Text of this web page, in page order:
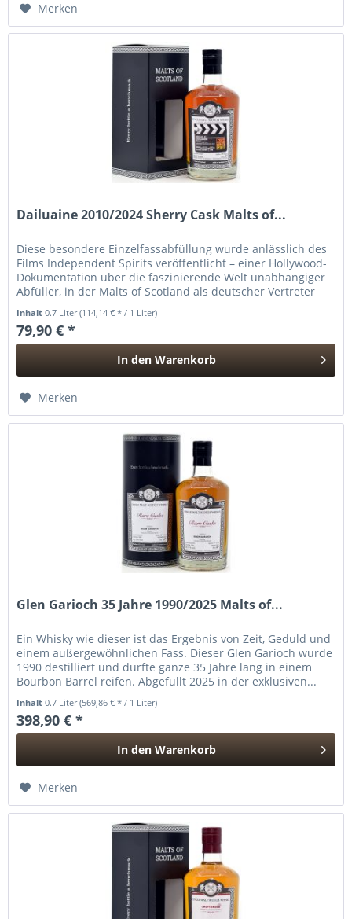
Merken
Dailuaine 2010/2024 Sherry Cask Malts of...
Diese besondere Einzelfassabfüllung wurde anlässlich des
Films Independent Spirits veröffentlicht – einer Hollywood-
Dokumentation über die faszinierende Welt unabhängiger
Abfüller, in der Malts of Scotland als deutscher Vertreter
Inhalt0.7 Liter(114,14 € * / 1 Liter)
79,90 € *
In den Warenkorb
Merken
Glen Garioch 35 Jahre 1990/2025 Malts of...
Ein Whisky wie dieser ist das Ergebnis von Zeit, Geduld und
einem außergewöhnlichen Fass. Dieser Glen Garioch wurde
1990 destilliert und durfte ganze 35 Jahre lang in einem
Bourbon Barrel reifen. Abgefüllt 2025 in der exklusiven...
Inhalt0.7 Liter(569,86 € * / 1 Liter)
398,90 € *
In den Warenkorb
Merken